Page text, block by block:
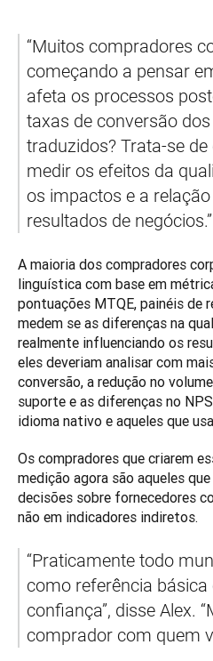
“Muitos compradores
começando a pensar
afeta os processos
taxas de conversão
traduzidos? Trata-se
medir os efeitos da
os impactos e a
resultados de negócios.”
A maioria dos compradores
linguística com base em
pontuações MTQE, painéis de
medem se as diferenças na
realmente influenciando os
eles deveriam analisar com
conversão, a redução no
suporte e as diferenças no
idioma nativo e aqueles que
Os compradores que criarem
medição agora são aqueles
decisões sobre fornecedores
não em indicadores indiretos.
“Praticamente todo
como referência
confiança”, disse Alex.
comprador com quem